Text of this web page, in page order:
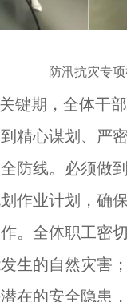
防汛抗灾专
键期，全体干
精心谋划、严
防线。必须做
作业计划，确
。全体职工密
生的自然灾害；
在的安全隐患